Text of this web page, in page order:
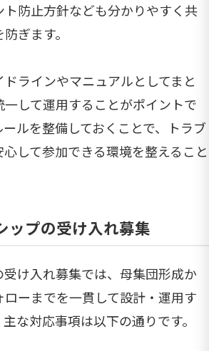
ト防止方針なども分かりやすく共
ぎます。
ラインやマニュアルとしてまと
して運用することがポイントで
ルを整備しておくことで、トラブ
して参加できる環境を整えること
ップの受け入れ募集
け入れ募集では、母集団形成か
ーまでを一貫して設計・運用す
な対応事項は以下の通りです。